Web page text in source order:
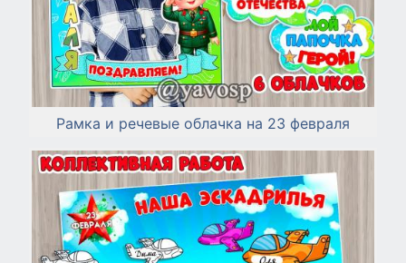
Рамка и речевые облачка на 23 февраля